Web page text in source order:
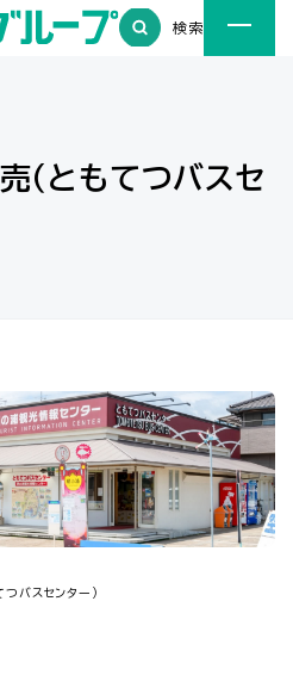
検索
（ともてつバスセ
バスセンター）